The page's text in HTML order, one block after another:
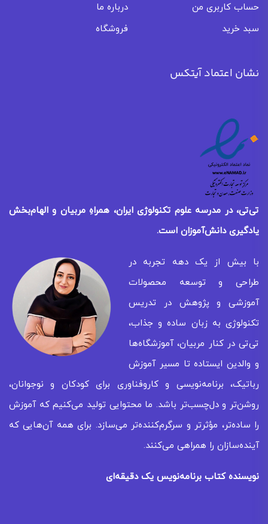
حساب کاربری من
درباره ما
سبد خرید
فروشگاه
نشان اعتماد آیتکس
تی‌تی، در مدرسه علوم تکنولوژی ایران، همراهِ مربیان و الهام‌بخش
یادگیریدانش‌آموزان است.
با بیش از یک دهه تجربه در
طراحی و توسعه محصولات
آموزشی و پژوهش در تدریس
تکنولوژی به زبان ساده و جذاب،
تی‌تی در کنار مربیان، آموزشگاه‌ها
و والدین ایستاده تا مسیر آموزش
رباتیک، برنامه‌نویسی و کاروفناوری برای کودکان و نوجوانان،
روشن‌تر و دل‌چسب‌تر باشد. ما محتوایی تولید می‌کنیم که آموزش
را ساده‌تر، مؤثرتر و سرگرم‌کننده‌تر می‌سازد. برای همه‌ آن‌هایی که
آینده‌سازان را همراهی می‌کنند.
نویسنده کتاب برنامه‌نویس یک دقیقه‌ای